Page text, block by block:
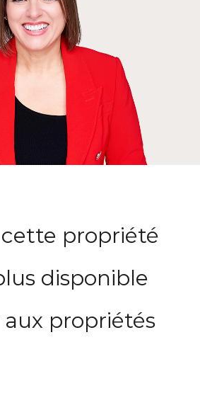
cette propriété
disponible
aux propriétés